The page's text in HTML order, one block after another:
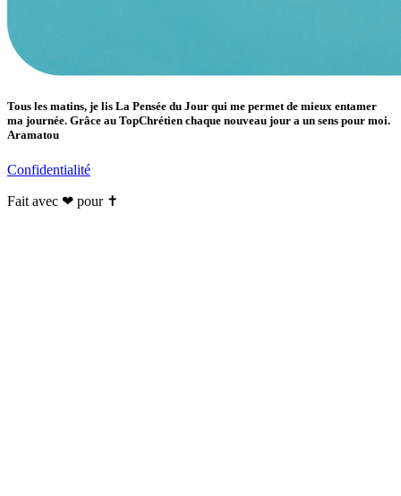
Tous les matins, je lis La Pensée du Jour qui me permet de mieux entamer
ma journée. Grâce au TopChrétien chaque nouveau jour a un sens pour moi.
Aramatou
Confidentialité
Fait avec ❤ pour ✝️️